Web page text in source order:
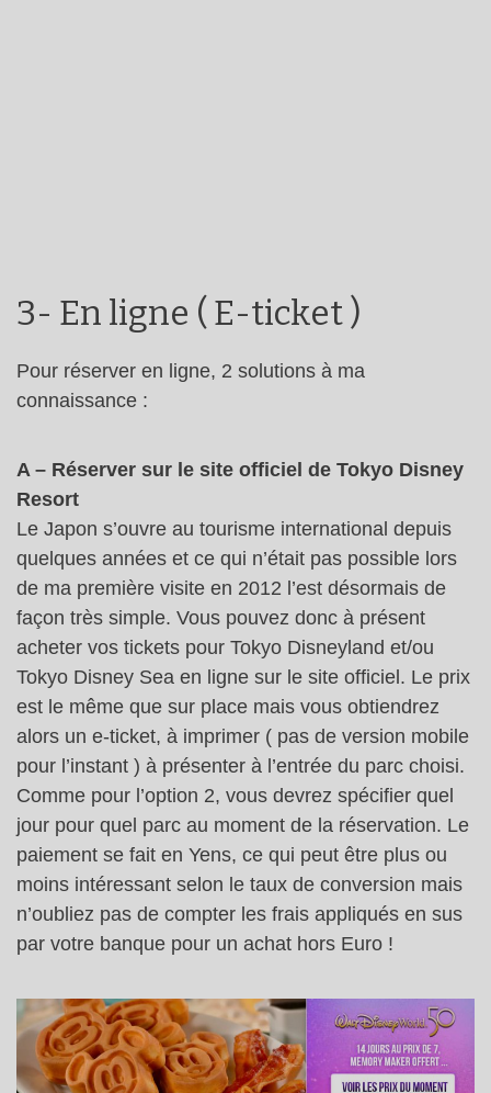
3- En ligne ( E-ticket )
Pour réserver en ligne, 2 solutions à ma
connaissance :
A – Réserver sur le site officiel de Tokyo Disney
Resort
Le Japon s’ouvre au tourisme international depuis
quelques années et ce qui n’était pas possible lors
de ma première visite en 2012 l’est désormais de
façon très simple. Vous pouvez donc à présent
acheter vos tickets pour Tokyo Disneyland et/ou
Tokyo Disney Sea en ligne sur le site officiel. Le prix
est le même que sur place mais vous obtiendrez
alors un e-ticket, à imprimer ( pas de version mobile
pour l’instant ) à présenter à l’entrée du parc choisi.
Comme pour l’option 2, vous devrez spécifier quel
jour pour quel parc au moment de la réservation. Le
paiement se fait en Yens, ce qui peut être plus ou
moins intéressant selon le taux de conversion mais
n’oubliez pas de compter les frais appliqués en sus
par votre banque pour un achat hors Euro !